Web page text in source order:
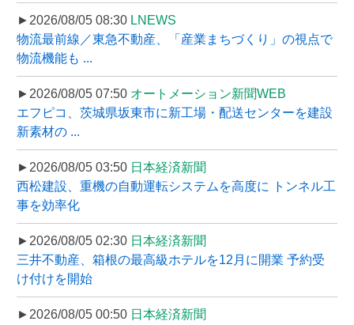
►2026/08/05 08:30 LNEWS
物流最前線／東急不動産、「産業まちづくり」の視点で
物流機能も ...
►2026/08/05 07:50 オートメーション新聞WEB
エフピコ、茨城県坂東市に新工場・配送センターを建設
新素材の ...
►2026/08/05 03:50 日本経済新聞
西松建設、重機の自動運転システムを高度に トンネル工
事を効率化
►2026/08/05 02:30 日本経済新聞
三井不動産、箱根の最高級ホテルを12月に開業 予約受
け付けを開始
►2026/08/05 00:50 日本経済新聞